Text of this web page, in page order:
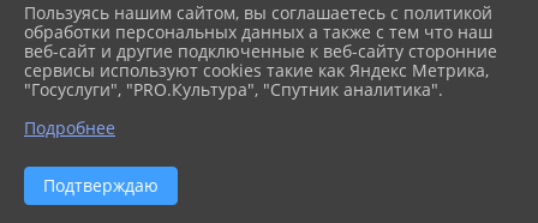
Пользуясь нашим сайтом, вы соглашаетесь с политикой
обработки персональных данных а также с тем что наш
веб-сайт и другие подключенные к веб-сайту сторонние
сервисы используют cookies такие как Яндекс Метрика,
"Госуслуги", "PRO.Культура", "Спутник аналитика".
Подробнее
Подтверждаю